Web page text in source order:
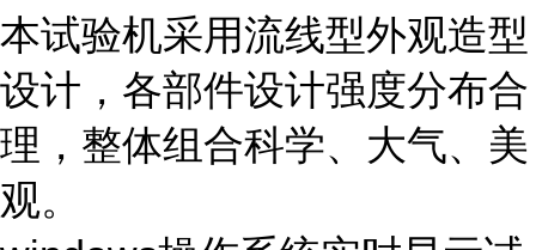
本试验机采用流线型外观造型
设计，各部件设计强度分布合
理，整体组合科学、大气、美
观。